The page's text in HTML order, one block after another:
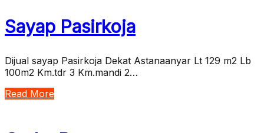
Sayap Pasirkoja
Dijual sayap Pasirkoja Dekat Astanaanyar Lt 129 m2 Lb
100m2 Km.tdr 3 Km.mandi 2…
Read More